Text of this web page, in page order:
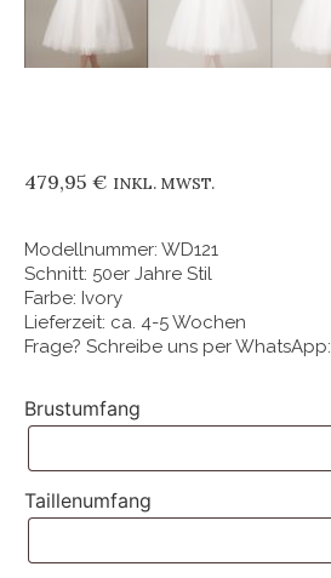
479,95 € INKL. MWST.
Modellnummer: WD121
Schnitt: 50er Jahre Stil
Farbe: Ivory
Lieferzeit: ca. 4-5 Wochen
Frage? Schreibe uns per WhatsApp:
Brustumfang
Taillenumfang